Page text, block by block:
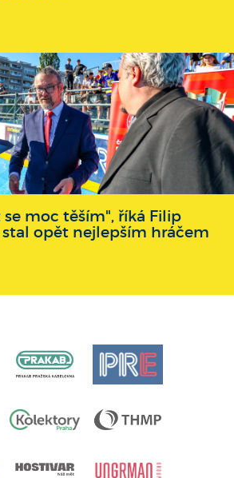
moc těším", říká Filip
stal opět nejlepším hráčem